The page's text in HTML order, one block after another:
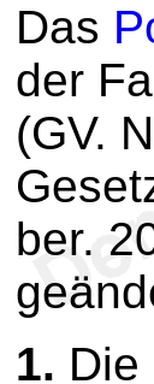
Das
der
(GV.
ber.
1.